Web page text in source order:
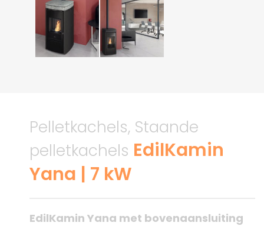
Pelletkachels, Staande
pelletkachels EdilKamin
Yana | 7 kW
EdilKamin Yana met bovenaansluiting